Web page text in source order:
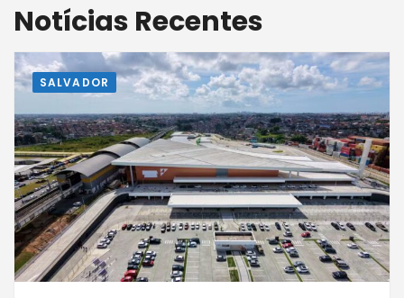
Notícias Recentes
SALVADOR